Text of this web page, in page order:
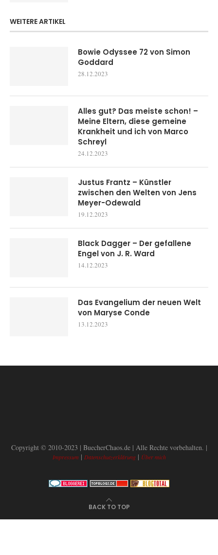
WEITERE ARTIKEL
Bowie Odyssee 72 von Simon
Goddard
28.12.2023
Alles gut? Das meiste schon! –
Meine Eltern, diese gemeine
Krankheit und ich von Marco
Schreyl
24.12.2023
Justus Frantz – Künstler
zwischen den Welten von Jens
Meyer-Odewald
19.12.2023
Black Dagger – Der gefallene
Engel von J. R. Ward
14.12.2023
Das Evangelium der neuen Welt
von Maryse Conde
13.12.2023
Copyright © 2010-2023 | BuecherChaos.de | Alle Rechte vorbehalten. |
Impressum | Datenschutzerklärung| Über mich
BACK TO TOP